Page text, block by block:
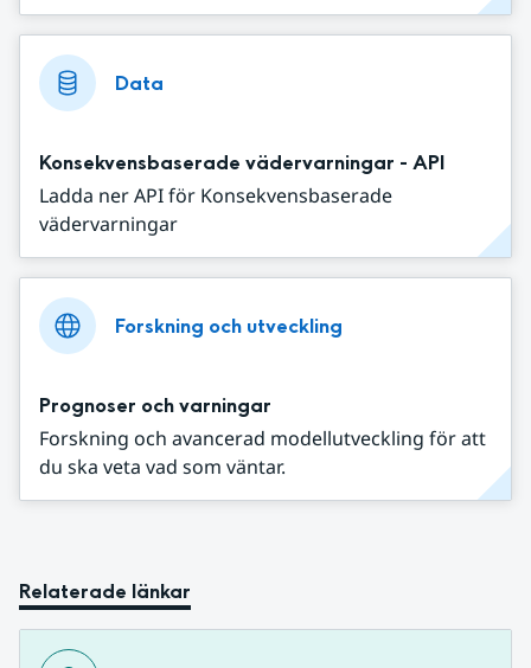
Data
Konsekvensbaserade vädervarningar - API
Ladda ner API för Konsekvensbaserade
vädervarningar
Forskning och utveckling
Prognoser och varningar
Forskning och avancerad modellutveckling för att
du ska veta vad som väntar.
Relaterade länkar